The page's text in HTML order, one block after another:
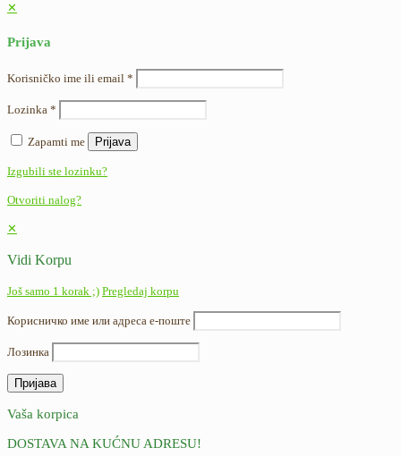
✕
Prijava
Korisničko ime ili email *
Lozinka *
Zapamti me Prijava
Izgubili ste lozinku?
Otvoriti nalog?
✕
Vidi Korpu
Još samo 1 korak ;) Pregledaj korpu
Корисничко име или адреса е-поште
Лозинка
Vaša korpica
DOSTAVA NA KUĆNU ADRESU!